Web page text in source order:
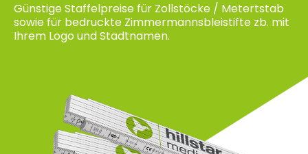
Günstige Staffelpreise für Zollstöcke / Metertstab
sowie für bedruckte Zimmermannsbleistifte zb. mit
Ihrem Logo und Stadtnamen.